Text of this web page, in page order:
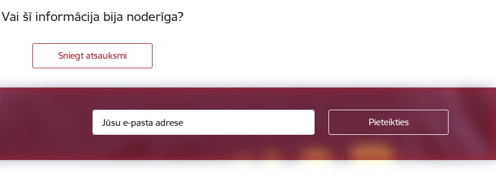
Vai šī informācija bija noderīga?
Sniegt atsauksmi